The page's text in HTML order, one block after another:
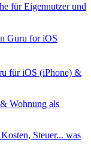
für Eigennutzer und
für iOS (iPhone) &
Steuer... was